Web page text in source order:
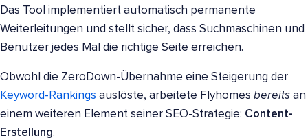
Das Tool implementiert automatisch permanente
Weiterleitungen und stellt sicher, dass Suchmaschinen und
Benutzer jedes Mal die richtige Seite erreichen.
Obwohl die ZeroDown-Übernahme eine Steigerung der
Keyword-Rankings auslöste, arbeitete Flyhomes bereits an
einem weiteren Element seiner SEO-Strategie: Content-
Erstellung.